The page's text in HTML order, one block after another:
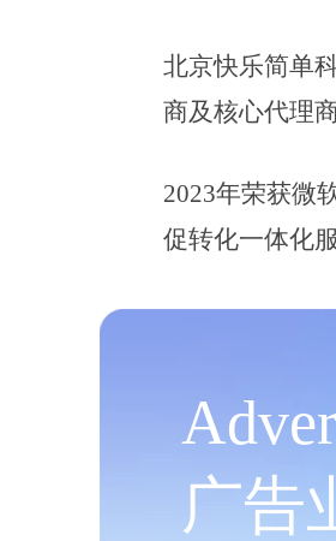
北京快乐简单
商及核心代理
2023年荣获微
促转化一体化服
广告